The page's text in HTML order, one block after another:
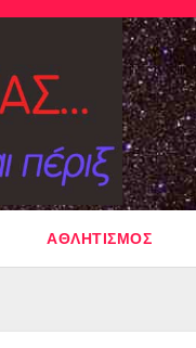
ΑΘΛΗΤΙΣΜΟΣ